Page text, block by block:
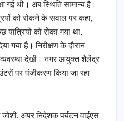
थी। अब स्थिति सामान्य है।
को रोकने के सवाल पर कहा,
यात्रियों को रोका गया था,
गया है। निरीक्षण के दौरान
देखी। नगर आयुक्त शैलेंद्र
पर पंजीकरण किया जा रहा
अपर निदेशक पर्यटन वाईएस